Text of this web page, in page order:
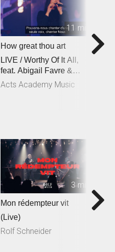
11 min
How great thou art
LIVE / Worthy Of It All,
feat. Abigail Favre &
Esben Engholm
Acts Academy Music
3 min
Mon rédempteur vit
(Live)
Rolf Schneider